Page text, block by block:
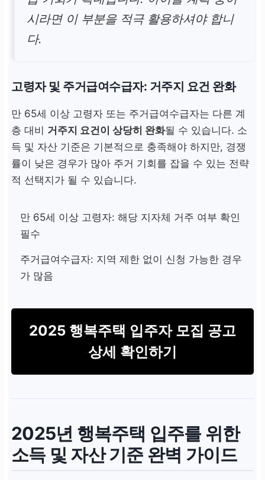
시라면 이 부분을 적극 활용하셔야 합니
다.
고령자 및 주거급여수급자: 거주지 요건 완화
만 65세 이상 고령자 또는 주거급여수급자는 다른 계
층 대비 거주지 요건이 상당히 완화될 수 있습니다. 소
득 및 자산 기준은 기본적으로 충족해야 하지만, 경쟁
률이 낮은 경우가 많아 주거 기회를 잡을 수 있는 전략
적 선택지가 될 수 있습니다.
만 65세 이상 고령자: 해당 지자체 거주 여부 확인
필수
주거급여수급자: 지역 제한 없이 신청 가능한 경우
가 많음
2025 행복주택 입주자 모집 공고
상세 확인하기
2025년 행복주택 입주를 위한
소득 및 자산 기준 완벽 가이드